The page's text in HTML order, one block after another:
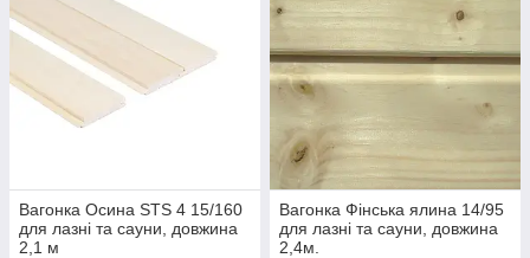
Вагонка Осина STS 4 15/160
для лазні та сауни, довжина
2,1 м
Вагонка Фінська ялина 14/95
для лазні та сауни, довжина
2,4м.